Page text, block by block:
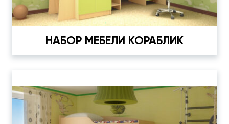
НАБОР МЕБЕЛИ КОРАБЛИК